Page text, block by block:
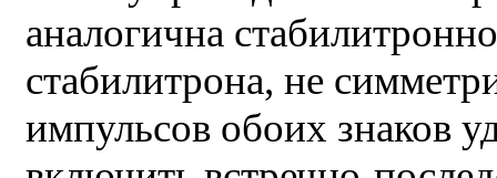
аналогична
стабилитрона, не
импульсов обоих знаков